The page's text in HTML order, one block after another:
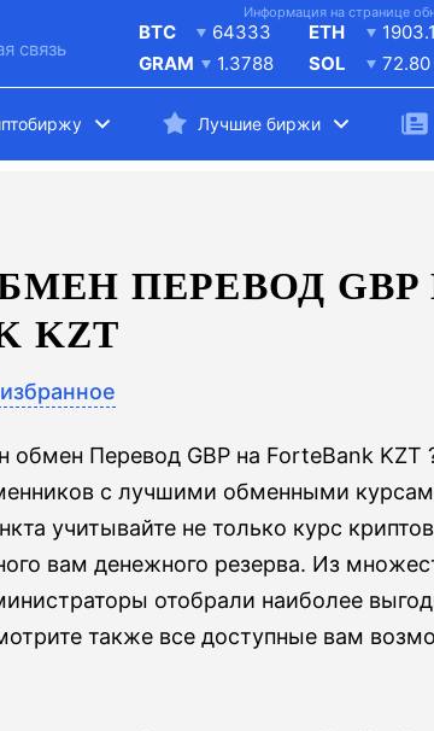
Информация на странице
связь
BTC
64333
GRAM
1.3788
ETH
1903.1
SOL
72.80
Лучшие биржи
ПЕРЕВОД GBP
KZT
обмен Перевод GBP на ForteBank KZT
с лучшими обменными
учитывайте не только курс
вам денежного резерва. Из
отобрали наиболее
также все доступные вам